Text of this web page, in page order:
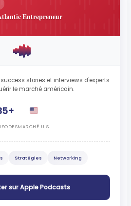
Entrepreneur
stories et interviews d'experts
le marché américain.
MARCHÉ U.S.
Stratégies Networking
sur Apple Podcasts